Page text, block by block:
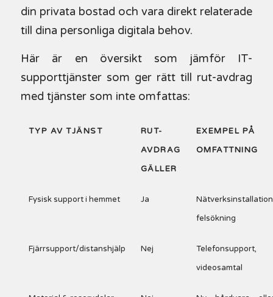
din privata bostad och vara direkt relaterade
till dina personliga digitala behov.
Här är en översikt som jämför IT-
supporttjänster som ger rätt till rut-avdrag
med tjänster som inte omfattas:
TYP AV TJÄNST
RUT-
AVDRAG
GÄLLER
EXEMPEL PÅ
OMFATTNING
Fysisk support i hemmet Ja
felsökning
Fjärrsupport/distanshjälp Nej
Telefonsupport,
videosamtal